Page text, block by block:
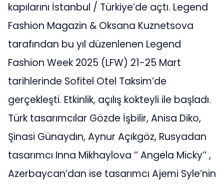
kapılarını İstanbul / Türkiye’de açtı. Legend
Fashion Magazin & Oksana Kuznetsova
tarafından bu yıl düzenlenen Legend
Fashion Week 2025 (LFW) 21-25 Mart
tarihlerinde Sofitel Otel Taksim’de
gerçekleşti. Etkinlik, açılış kokteyli ile başladı.
Türk tasarımcılar Gözde İşbilir, Anisa Diko,
Şinasi Günaydın, Aynur Açıkgöz, Rusyadan
tasarımcı Inna Mikhaylova ‘’ Angela Micky’’ ,
Azerbaycan’dan ise tasarımcı Ajemi Syle’nin